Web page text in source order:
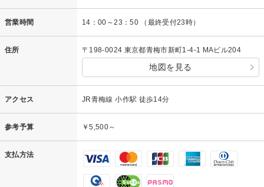
営業時間 14：00～23：50 （最終受付23時）
住所 〒198-0024 東京都青梅市新町1-4-1 MAビル204
地図を見る
アクセス JR青梅線 小作駅 徒歩14分
参考予算 ￥5,500～
支払方法